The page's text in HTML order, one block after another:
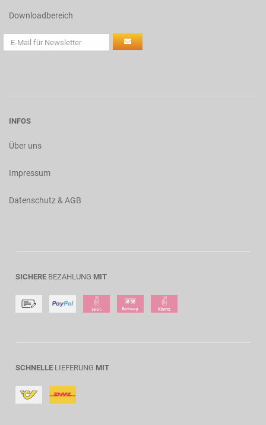
Downloadbereich
INFOS
Über uns
Impressum
Datenschutz & AGB
SICHERE BEZAHLUNG MIT
SCHNELLE LIEFERUNG MIT